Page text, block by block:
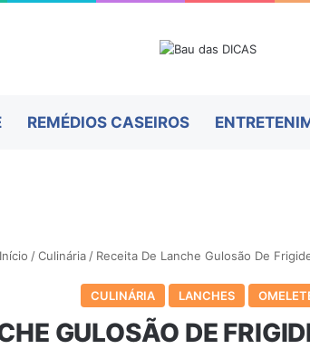
REMÉDIOS CASEIROS
Início /Culinária / Receita De Lanche Gulosão De
CULINÁRIA LANCHES
GULOSÃO DE